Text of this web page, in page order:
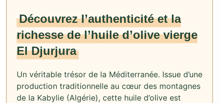
Découvrez l’authenticité et la
richesse de l’huile d’olive vierge
El Djurjura
Un véritable trésor de la Méditerranée. Issue d’une
production traditionnelle au cœur des montagnes
de la Kabylie (Algérie), cette huile d’olive est